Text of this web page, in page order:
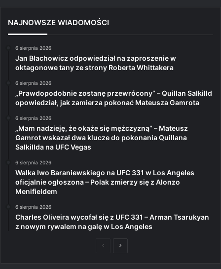
NAJNOWSZE WIADOMOŚCI
6 sierpnia 2026
Jan Błachowicz odpowiedział na zaproszenie w
oktagonowe tany ze strony Roberta Whittakera
6 sierpnia 2026
„Prawdopodobnie zostanę przewrócony” – Quillan Salkilld
opowiedział, jak zamierza pokonać Mateusza Gamrota
6 sierpnia 2026
„Mam nadzieję, że okaże się mężczyzną” – Mateusz
Gamrot wskazał dwa klucze do pokonania Quillana
Salkillda na UFC Vegas
6 sierpnia 2026
Walka Iwo Baraniewskiego na UFC 331 w Los Angeles
oficjalnie ogłoszona – Polak zmierzy się z Alonzo
Menifieldem
6 sierpnia 2026
Charles Oliveira wycofał się z UFC 331 – Arman Tsarukyan
z nowym rywalem na galę w Los Angeles
PoprzedniaNastępna